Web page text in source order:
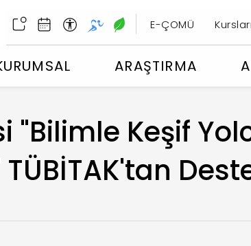
E-ÇOMÜ
ARAŞTIRMA
"Bilimle Keşif
TÜBİTAK'tan